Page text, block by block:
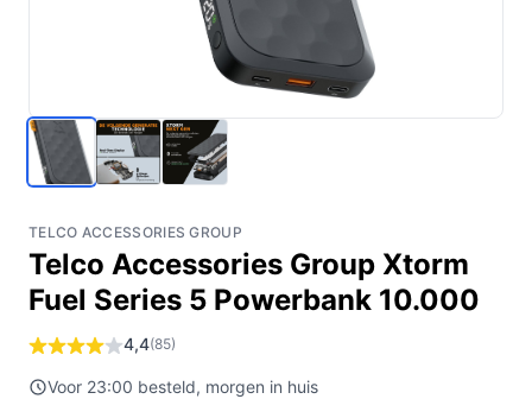
TELCO ACCESSORIES GROUP
Telco Accessories Group Xtorm
Fuel Series 5 Powerbank 10.000
4,4(85)
Voor 23:00 besteld, morgen in huis